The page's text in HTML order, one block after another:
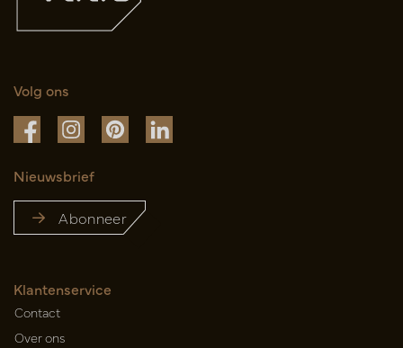
Volg ons
Nieuwsbrief
Abonneer
Klantenservice
Contact
Over ons